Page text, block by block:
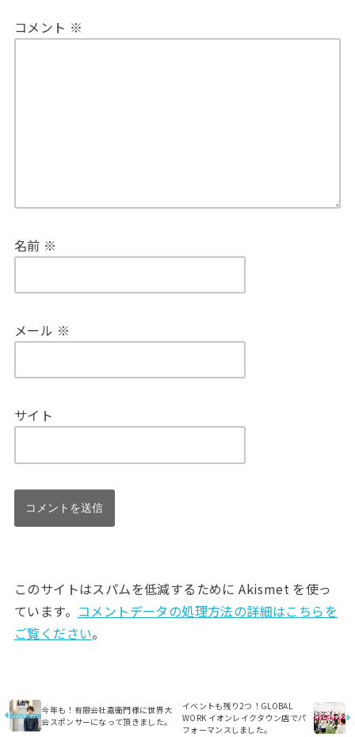
コメント ※
名前 ※
メール ※
サイト
このサイトはスパムを低減するために Akismet を使っ
ています。 コメントデータの処理方法の詳細はこちらを
ご覧ください。
今年も！有限会社嘉衛門様に世界大
会スポンサーになって頂きました。
イベントも残り2つ！GLOBAL
WORK イオンレイクタウン店でパ
フォーマンスしました。